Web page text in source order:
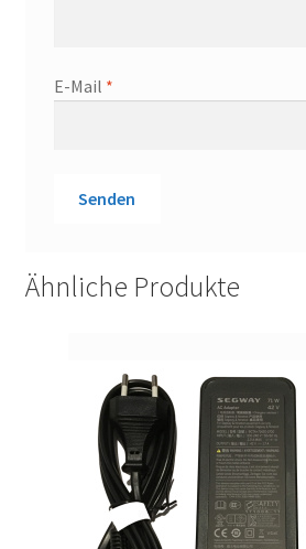
E-Mail *
Ähnliche Produkte